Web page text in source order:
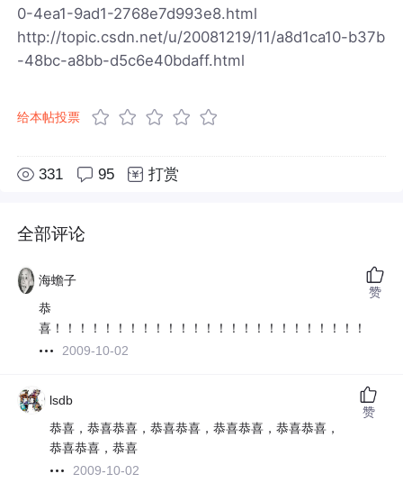
0-4ea1-9ad1-2768e7d993e8.html
http://topic.csdn.net/u/20081219/11/a8d1ca10-b37b
-48bc-a8bb-d5c6e40bdaff.html
给本帖投票
331 95 打赏
全部评论
海蟾子
恭
喜！！！！！！！！！！！！！！！！！！！！！！！！！！！
2009-10-02
赞
lsdb
恭喜，恭喜恭喜，恭喜恭喜，恭喜恭喜，恭喜恭喜，
恭喜恭喜，恭喜
2009-10-02
赞